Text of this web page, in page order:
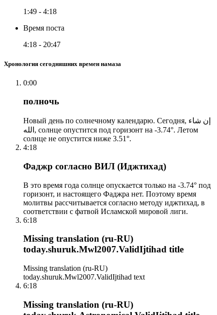
1:49 - 4:18
Время поста
4:18 - 20:47
Хронология сегодняшних времен намаза
0:00
полночь
Новый день по солнечному календарю. Сегодня, إن شاء
الله, солнце опустится под горизонт на -3.74°. Летом
солнце не опустится ниже 3.51°.
4:18
Фаджр согласно ВИЛ (Иджтихад)
В это время года солнце опускается только на -3.74° под
горизонт, и настоящего Фаджра нет. Поэтому время
молитвы рассчитывается согласно методу иджтихад, в
соответствии с фатвой Исламской мировой лиги.
6:18
Missing translation (ru-RU)
today.shuruk.Mwl2007.ValidIjtihad title
Missing translation (ru-RU)
today.shuruk.Mwl2007.ValidIjtihad text
6:18
Missing translation (ru-RU)